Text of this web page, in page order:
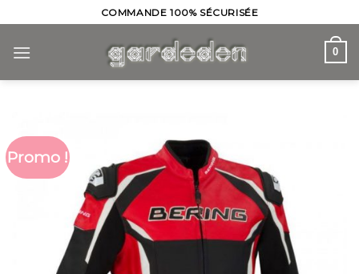
to
content
COMMANDE 100% SÉCURISÉE
0
Promo !